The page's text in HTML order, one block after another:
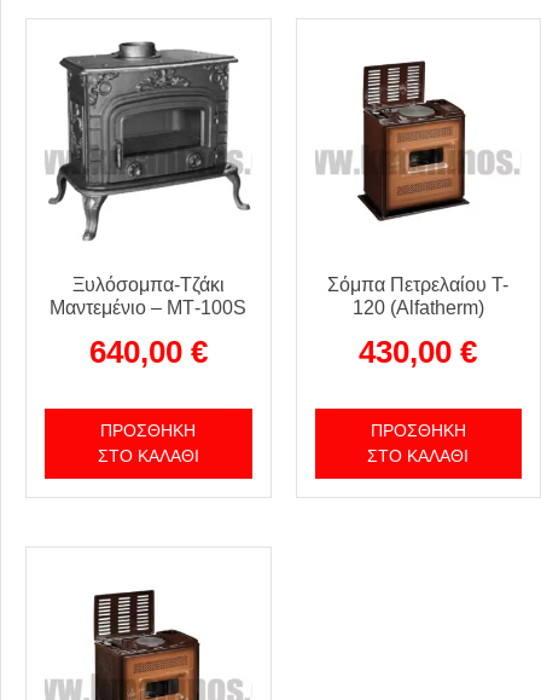
Ξυλόσομπα-Τζάκι
Μαντεμένιο – ΜΤ-100S
640,00 €
ΠΡΟΣΘΉΚΗ
ΣΤΟ ΚΑΛΆΘΙ
Σόμπα Πετρελαίου T-
120 (Alfatherm)
430,00€
ΠΡΟΣΘΉΚΗ
ΣΤΟ ΚΑΛΆΘΙ